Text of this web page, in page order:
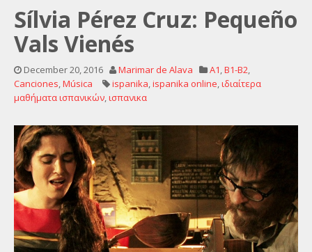
Sílvia Pérez Cruz: Pequeño
Vals Vienés
December 20, 2016 Marimar de Alava A1 B1-B2
Canciones Música ispanika ispanika online ιδιαίτερα
μαθήματα ισπανικών ισπανικα